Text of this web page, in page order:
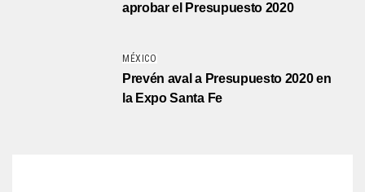
aprobar el Presupuesto 2020
MÉXICO
Prevén aval a Presupuesto 2020 en
la Expo Santa Fe